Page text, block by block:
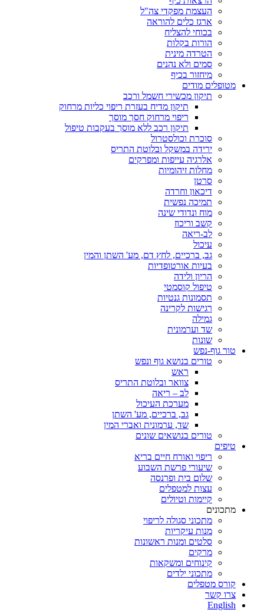
העצמת מפקדי צה"ל
ארגז כלים להוראה
בכוחי להצליח
הורות בקלות
הטרדה מינית
סמים ולא נהנים
מיחזור בכיף
מטופלים מודים
תיקון מכשירי חשמל ורכב
תיקון מדיח בעזרת ריפוי כליות מרחוק
ריפוי מרחוק חסך מוסך
תיקון רכב ללא מוסך בעקבות טיפול
סוכרת וכולסטרול
ירידה במשקל ובלוטת התריס
אלרגיה עייפות ומפרקים
מחלות זיהומיות
סרטן
דיכאון וחרדה
תמיכה נפשית
מוח ונדודי שינה
קשב וריכוז
לב-ריאה
עיכול
גב, ברכיים, לחץ דם, מע' השתן והמין
בעיות אורטופדיות
הריון ולידה
טיפול קוסמטי
תסמונות גנטיות
רגישות לקרינה
גמילה
שד וערמונית
שונות
טור גוף-נפש
טורים בנושא גוף ונפש
ראש
צוואר ובלוטת התריס
לב – ריאה
מערכת העיכול
גב, ברכיים, מע' השתן
שד, ערמונית ואברי המין
טורים בנושאים שונים
טיפים
ריפוי ואורח חיים בריא
שיעורי פרשת השבוע
שלום בית ופרנסה
עצות למטפלים
קיימות וטיולים
מתכונים
מתכוני סגולה לריפוי
מנות עיקריות
סלטים ומנות ראשונות
מרקים
קינוחים ומשקאות
מתכוני ילדים
קורס מטפלים
צרו קשר
English